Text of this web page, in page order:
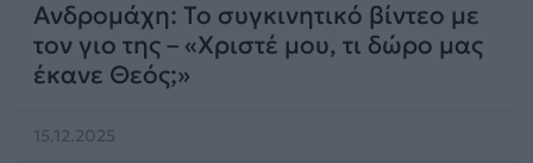
Ανδρομάχη: Το συγκινητικό βίντεο με
τον γιο της – «Χριστέ μου, τι δώρο μας
έκανε Θεός;»
15.12.2025